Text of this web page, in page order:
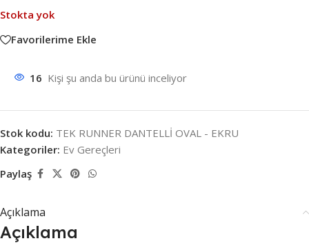
Stokta yok
Favorilerime Ekle
16 Kişi şu anda bu ürünü inceliyor
Stok kodu: TEK RUNNER DANTELLİ OVAL - EKRU
Kategoriler: Ev Gereçleri
Paylaş
Açıklama
Açıklama